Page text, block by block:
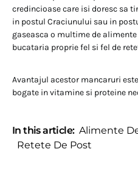
credincioase care isi doresc sa
in postul Craciunului sau in
gaseasca o multime de
bucataria proprie fel si fel de
Avantajul acestor mancaruri
bogate in vitamine si proteine
In this article: Alimente
Retete De Post